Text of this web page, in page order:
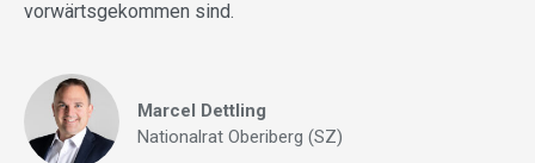
vorwärtsgekommen sind.
Marcel Dettling
Nationalrat Oberiberg (SZ)